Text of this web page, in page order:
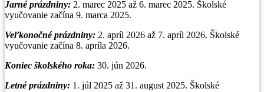
Jarné prázdniny: 2. marec 2025 až 6. marec 2025. Školské
vyučovanie začína 9. marca 2025.
Veľkonočné prázdniny: 2. apríl 2026 až 7. apríl 2026. Školské
vyučovanie začína 8. apríla 2026.
Koniec školského roka: 30. jún 2026.
Letné prázdniny: 1. júl 2025 až 31. august 2025. Školské